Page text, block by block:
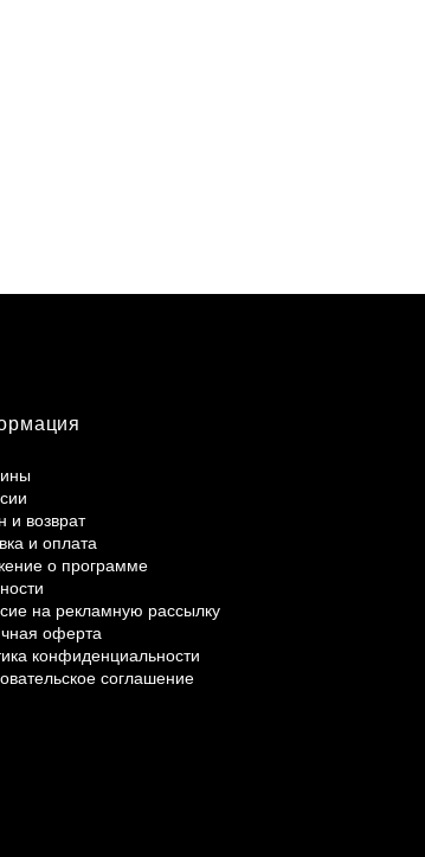
и возврат
и оплата
о программе
на рекламную рассылку
оферта
конфиденциальности
соглашение